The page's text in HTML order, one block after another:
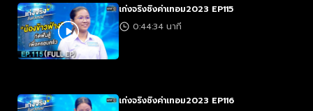
เก่งจริงชิงค่าเทอม2023 EP115
0:44:34 นาที
เก่งจริงชิงค่าเทอม2023 EP116